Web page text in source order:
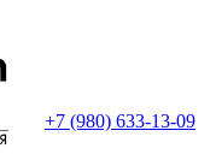
+7 (980) 633-13-09